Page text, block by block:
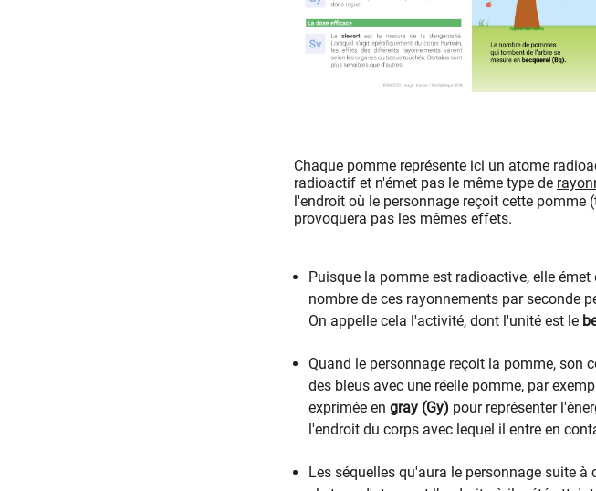
Chaque pomme représente ici un atome
radioactif et n'émet pas le même type de
l'endroit où le personnage reçoit cette pomme
provoquera pas les mêmes effets.
​​Puisque la pomme est radioactive, elle
nombre de ces rayonnements par seconde
On appelle cela l'activité, dont l'unité est le
​​Quand le personnage reçoit la pomme, son
des bleus avec une réelle pomme, par
exprimée en gray (Gy) pour représenter
l'endroit du corps avec lequel il entre en
Les séquelles qu'aura le personnage suite